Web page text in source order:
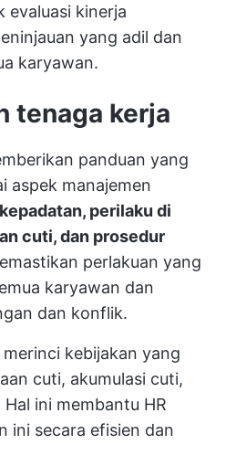
evaluasi kinerja
yang adil dan
karyawan.
tenaga kerja
panduan yang
aspek manajemen
kepadatan, perilaku di
cuti, dan prosedur
perlakuan yang
karyawan dan
dan konflik.
kebijakan yang
cuti, akumulasi cuti,
ini membantu HR
ini secara efisien dan